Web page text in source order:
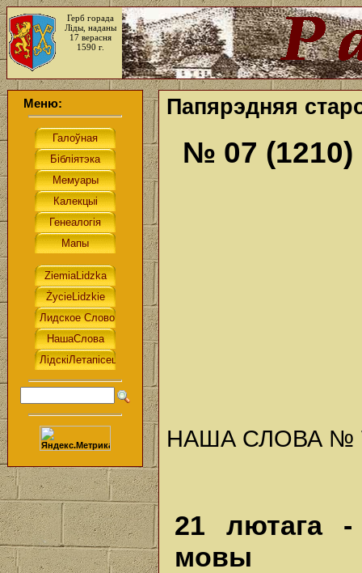
Герб горада
Ліды, наданы
17 верасня
1590 г.
Меню: Папярэдняя
№ 07 (1210)
НАША СЛОВА № 7
21 лютага
мовы